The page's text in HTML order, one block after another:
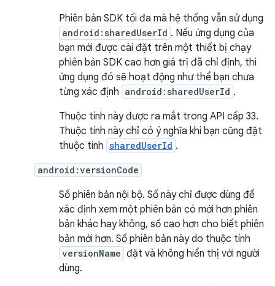
Phiên bản SDK tối đa mà hệ thống vẫn sử dụng
android:sharedUserId . Nếu ứng dụng của
bạn mới được cài đặt trên một thiết bị chạy
phiên bản SDK cao hơn giá trị đã chỉ định, thì
ứng dụng đó sẽ hoạt động như thể bạn chưa
từng xác định android:sharedUserId .
Thuộc tính này được ra mắt trong API cấp 33.
Thuộc tính này chỉ có ý nghĩa khi bạn cũng đặt
thuộc tính sharedUserId .
android:versionCode
Số phiên bản nội bộ. Số này chỉ được dùng để
xác định xem một phiên bản có mới hơn phiên
bản khác hay không, số cao hơn cho biết phiên
bản mới hơn. Số phiên bản này do thuộc tính
versionName đặt và không hiển thị với người
dùng.